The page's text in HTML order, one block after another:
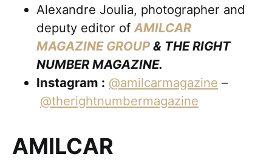
Alexandre Joulia, photographer and
deputy editor ofAMILCAR
MAGAZINE GROUP & THE RIGHT
NUMBER MAGAZINE.
Instagram : @amilcarmagazine –
@therightnumbermagazine
AMILCAR